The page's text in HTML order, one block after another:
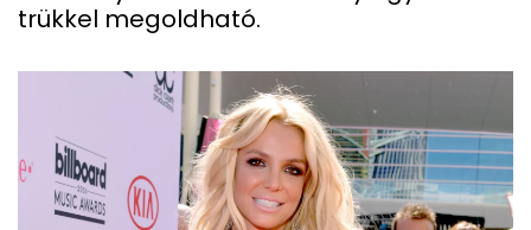
trükkel megoldható.